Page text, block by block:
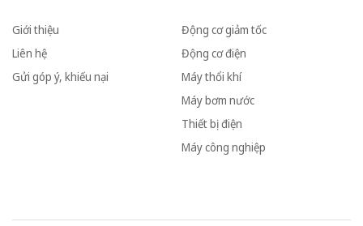
Giới thiệu
Liên hệ
Gửi góp ý, khiếu nại
Động cơ giảm tốc
Động cơ điện
Máy thổi khí
Máy bơm nước
Thiết bị điện
Máy công nghiệp